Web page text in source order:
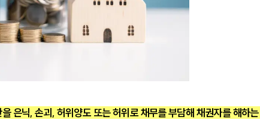
은닉, 손괴, 허위양도 또는 허위로 채무를 부담해 채권자를 해하는